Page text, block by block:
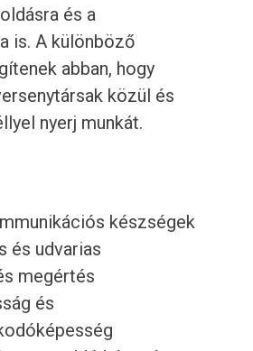
és a
is. A különböző
abban, hogy
közül és
nyerj munkát.
készségek
és udvarias
megértés
és